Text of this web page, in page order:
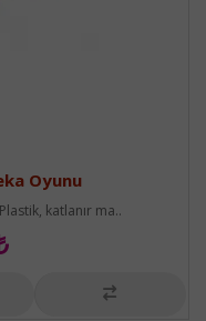
Oyunu
katlanır ma..